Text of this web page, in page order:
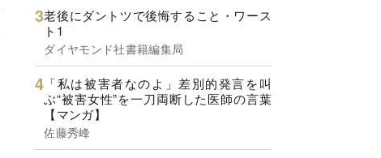
老後にダントツで後悔すること・ワース
ト1
ダイヤモンド社書籍編集局
「私は被害者なのよ」差別的発言を叫
ぶ“被害女性”を一刀両断した医師の言葉
【マンガ】
佐藤秀峰